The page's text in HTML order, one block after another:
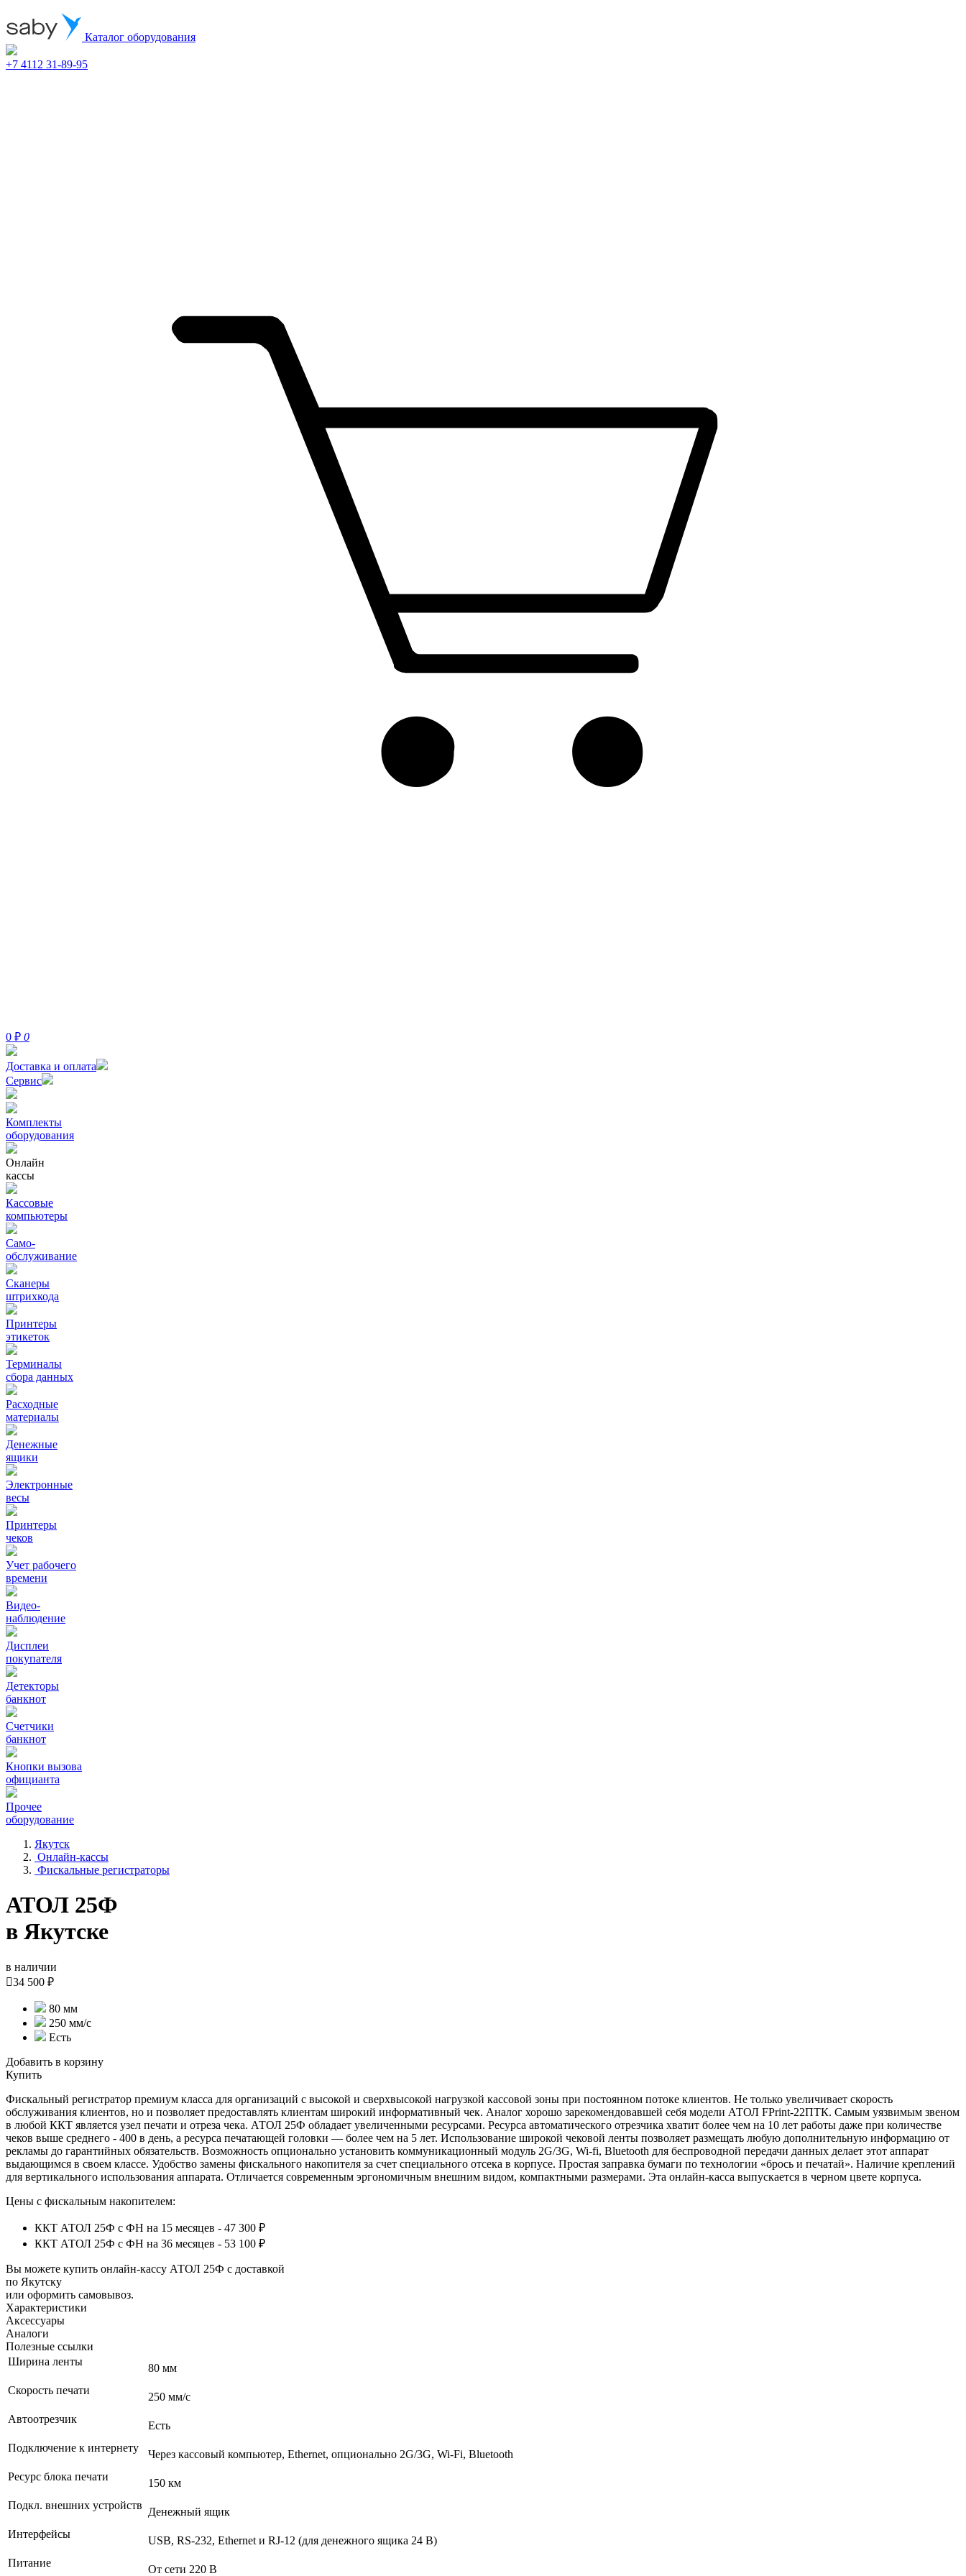
Каталог оборудования
+7 4112 31-89-95
0 ₽ 0
Доставка и оплата
Сервис
Комплекты
оборудования
Онлайн
кассы
Кассовые
компьютеры
Само-
обслуживание
Сканеры
штрихкода
Принтеры
этикеток
Терминалы
сбора данных
Расходные
материалы
Денежные
ящики
Электронные
весы
Принтеры
чеков
Учет рабочего
времени
Видео‑
наблюдение
Дисплеи
покупателя
Детекторы
банкнот
Счетчики
банкнот
Кнопки вызова
официанта
Прочее
оборудование
Якутск
Онлайн-кассы
Фискальные регистраторы
АТОЛ 25Ф
в Якутске
в наличии
34 500 ₽
80 мм
250 мм/с
Есть
Добавить в корзину
Купить
Фискальный регистратор премиум класса для организаций с высокой и сверхвысокой нагрузкой кассовой зоны при постоянном потоке клиентов. Не только увеличивает скорость
обслуживания клиентов, но и позволяет предоставлять клиентам широкий информативный чек. Аналог хорошо зарекомендовавшей себя модели АТОЛ FPrint‑22ПТК. Самым уязвимым звеном
в любой ККТ является узел печати и отреза чека. АТОЛ 25Ф обладает увеличенными ресурсами. Ресурса автоматического отрезчика хватит более чем на 10 лет работы даже при количестве
чеков выше среднего - 400 в день, а ресурса печатающей головки — более чем на 5 лет. Использование широкой чековой ленты позволяет размещать любую дополнительную информацию от
рекламы до гарантийных обязательств. Возможность опционально установить коммуникационный модуль 2G/3G, Wi‑fi, Bluetooth для беспроводной передачи данных делает этот аппарат
выдающимся в своем классе. Удобство замены фискального накопителя за счет специального отсека в корпусе. Простая заправка бумаги по технологии «брось и печатай». Наличие креплений
для вертикального использования аппарата. Отличается современным эргономичным внешним видом, компактными размерами. Эта онлайн‑касса выпускается в черном цвете корпуса.
Цены с фискальным накопителем:
ККТ АТОЛ 25Ф с ФН на 15 месяцев - 47 300 ₽
ККТ АТОЛ 25Ф с ФН на 36 месяцев - 53 100 ₽
Вы можете купить онлайн‑кассу АТОЛ 25Ф с доставкой
по Якутску
или оформить самовывоз.
Характеристики
Аксессуары
Аналоги
Полезные ссылки
Ширина ленты
80 мм
Скорость печати
250 мм/с
Автоотрезчик
Есть
Подключение к интернету
Через кассовый компьютер, Ethernet, опционально 2G/3G, Wi-Fi, Bluetooth
Ресурс блока печати
150 км
Подкл. внешних устройств
Денежный ящик
Интерфейсы
USB, RS-232, Ethernet и RJ-12 (для денежного ящика 24 В)
Питание
От сети 220 В